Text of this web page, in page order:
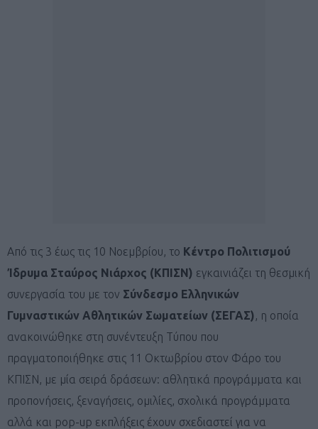
Από τις 3 έως τις 10 Νοεμβρίου, το Κέντρο Πολιτισμού
Ίδρυμα Σταύρος Νιάρχος (ΚΠΙΣΝ) εγκαινιάζει τη θεσμική
συνεργασία του με τον Σύνδεσμο Ελληνικών
Γυμναστικών Αθλητικών Σωματείων (ΣΕΓΑΣ) , η οποία
ανακοινώθηκε στη συνέντευξη Τύπου που
πραγματοποιήθηκε στις 11 Οκτωβρίου στον Φάρο του
ΚΠΙΣΝ, με μία σειρά δράσεων: αθλητικά προγράμματα και
προπονήσεις, ξεναγήσεις, ομιλίες, σχολικά προγράμματα
αλλά και pop-up εκπλήξεις έχουν σχεδιαστεί για να